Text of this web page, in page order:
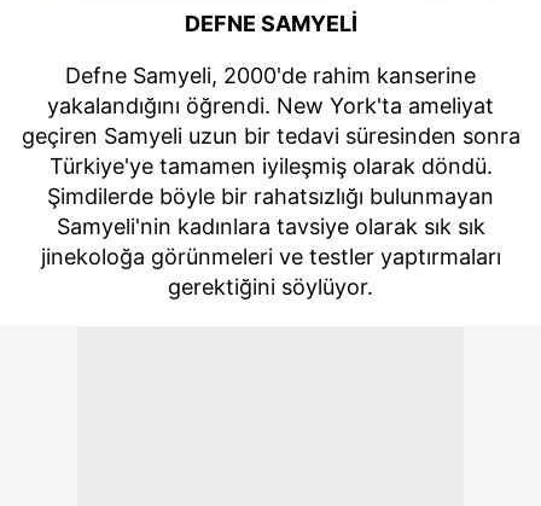
DEFNE SAMYELİ
Defne Samyeli, 2000'de rahim kanserine
yakalandığını öğrendi. New York'ta ameliyat
geçiren Samyeli uzun bir tedavi süresinden sonra
Türkiye'ye tamamen iyileşmiş olarak döndü.
Şimdilerde böyle bir rahatsızlığı bulunmayan
Samyeli'nin kadınlara tavsiye olarak sık sık
jinekoloğa görünmeleri ve testler yaptırmaları
gerektiğini söylüyor.